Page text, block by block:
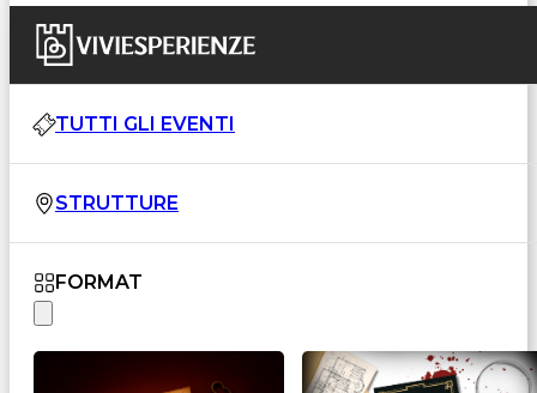
TUTTI GLI EVENTI
STRUTTURE
FORMAT